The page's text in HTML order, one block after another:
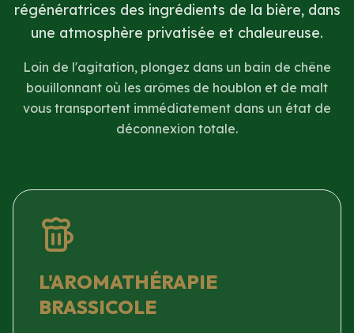
régénératrices des ingrédients de la bière, dans
une atmosphère privatisée et chaleureuse.
Loin de l'agitation, plongez dans un bain de chêne
bouillonnant où les arômes de houblon et de malt
vous transportent immédiatement dans un état de
déconnexion totale.
L'AROMATHÉRAPIE
BRASSICOLE